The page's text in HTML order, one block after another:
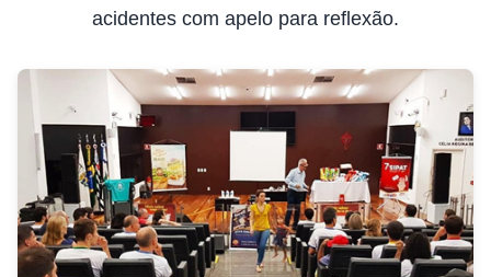
acidentes com apelo para reflexão.